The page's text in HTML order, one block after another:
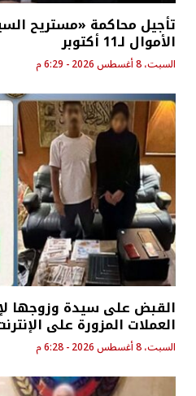
تأجيل محاكمة «مستريح
الأموال لـ11 أكتوبر
السبت، 8 أغسطس 2026 - 6:29 م
القبض على سيدة وزوجها
العملات المزورة على
السبت، 8 أغسطس 2026 - 6:28 م